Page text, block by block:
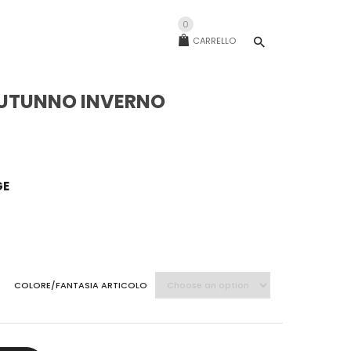
CARRELLO
0
INVERNO
COLORE/FANTASIA ARTICOLO